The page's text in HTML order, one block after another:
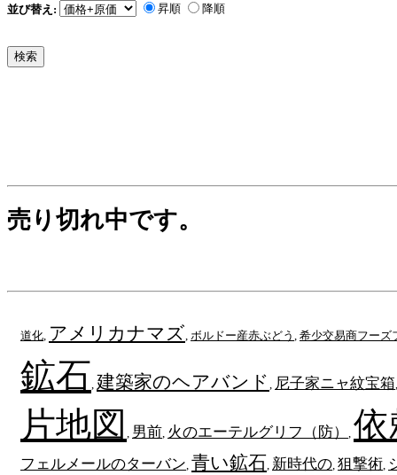
並び替え: 昇順 降順
売り切れ中です。
道化 アメリカナマズ ボルドー産赤ぶどう 希少交易商フーズ
鉱石 建築家のヘアバンド 尼子家ニャ紋宝箱
片地図 男前 火のエーテルグリフ（防） 依
フェルメールのターバン 青い鉱石 新時代の 狙撃術